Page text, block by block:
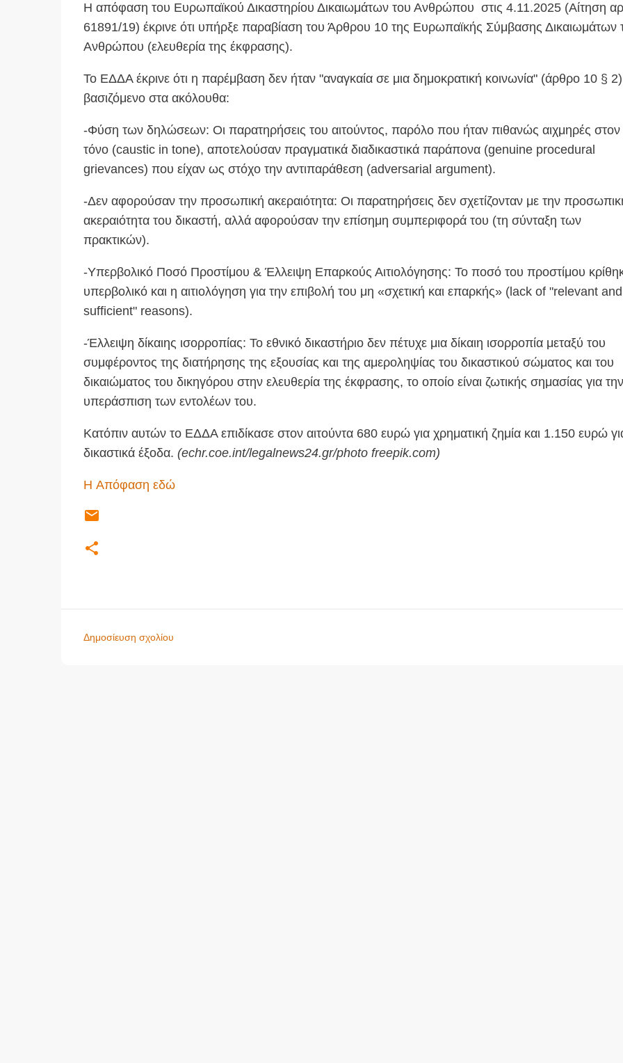
Η απόφαση του Ευρωπαϊκού Δικαστηρίου Δικαιωμάτων του Ανθρώπου στις 4.11.2025 (Αίτηση
61891/19) έκρινε ότι υπήρξε παραβίαση του Άρθρου 10 της Ευρωπαϊκής Σύμβασης Δικαιωμάτων
Ανθρώπου (ελευθερία της έκφρασης).
Το ΕΔΔΑ έκρινε ότι η παρέμβαση δεν ήταν "αναγκαία σε μια δημοκρατική κοινωνία" (άρθρο 10 §
βασιζόμενο στα ακόλουθα:
-Φύση των δηλώσεων: Οι παρατηρήσεις του αιτούντος, παρόλο που ήταν πιθανώς αιχμηρές στον
τόνο (caustic in tone), αποτελούσαν πραγματικά διαδικαστικά παράπονα (genuine procedural
grievances) που είχαν ως στόχο την αντιπαράθεση (adversarial argument).
-Δεν αφορούσαν την προσωπική ακεραιότητα: Οι παρατηρήσεις δεν σχετίζονταν με την
ακεραιότητα του δικαστή, αλλά αφορούσαν την επίσημη συμπεριφορά του (τη σύνταξη των
πρακτικών).
-Υπερβολικό Ποσό Προστίμου & Έλλειψη Επαρκούς Αιτιολόγησης: Το ποσό του προστίμου
υπερβολικό και η αιτιολόγηση για την επιβολή του μη «σχετική και επαρκής» (lack of "relevant and
sufficient" reasons).
-Έλλειψη δίκαιης ισορροπίας: Το εθνικό δικαστήριο δεν πέτυχε μια δίκαιη ισορροπία μεταξύ του
συμφέροντος της διατήρησης της εξουσίας και της αμεροληψίας του δικαστικού σώματος και του
δικαιώματος του δικηγόρου στην ελευθερία της έκφρασης, το οποίο είναι ζωτικής σημασίας για την
υπεράσπιση των εντολέων του.
Κατόπιν αυτών το ΕΔΔΑ επιδίκασε στον αιτούντα 680 ευρώ για χρηματική ζημία και 1.150 ευρώ
δικαστικά έξοδα. (echr.coe.int/legalnews24.gr/photo freepik.com)
H Απόφαση εδώ
Δημοσίευση σχολίου